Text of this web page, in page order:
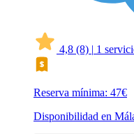
4,8 (8) | 1
Reserva mínima: 47€
Disponibilidad en